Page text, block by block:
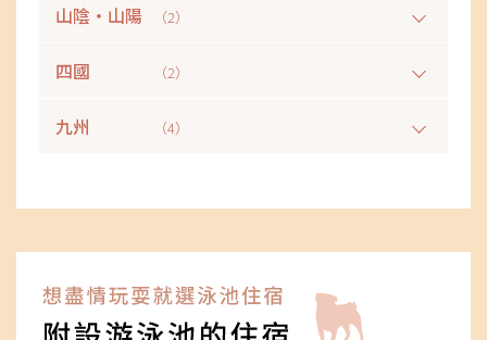
山陰・山陽 （2）
四國 （2）
九州 （4）